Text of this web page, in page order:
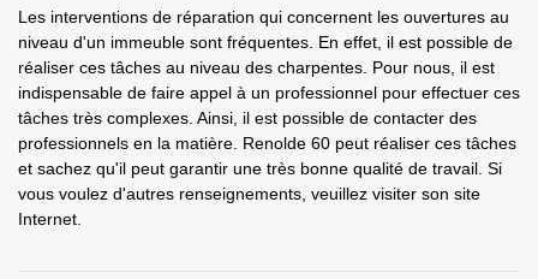
Les interventions de réparation qui concernent les ouvertures au
niveau d'un immeuble sont fréquentes. En effet, il est possible de
réaliser ces tâches au niveau des charpentes. Pour nous, il est
indispensable de faire appel à un professionnel pour effectuer ces
tâches très complexes. Ainsi, il est possible de contacter des
professionnels en la matière. Renolde 60 peut réaliser ces tâches
et sachez qu'il peut garantir une très bonne qualité de travail. Si
vous voulez d'autres renseignements, veuillez visiter son site
Internet.